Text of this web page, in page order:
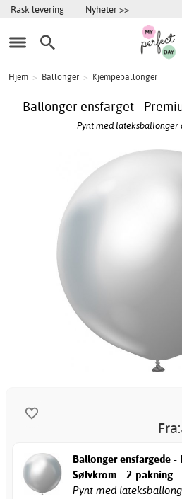
Rask levering Nyheter >>
Hjem > Ballonger > Kjempeballonger
Ballonger ensfarget -
Pynt med lateksballonger
Fra:
Ballonger ensfargede
Sølvkrom - 2-pakning
Pynt med